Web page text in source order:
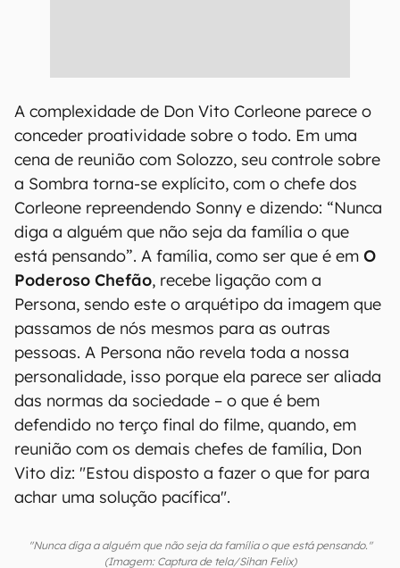
A complexidade de Don Vito Corleone parece o
conceder proatividade sobre o todo. Em uma
cena de reunião com Solozzo, seu controle sobre
a Sombra torna-se explícito, com o chefe dos
Corleone repreendendo Sonny e dizendo: “Nunca
diga a alguém que não seja da família o que
está pensando”. A família, como ser que é em O
Poderoso Chefão, recebe ligação com a
Persona, sendo este o arquétipo da imagem que
passamos de nós mesmos para as outras
pessoas. A Persona não revela toda a nossa
personalidade, isso porque ela parece ser aliada
das normas da sociedade – o que é bem
defendido no terço final do filme, quando, em
reunião com os demais chefes de família, Don
Vito diz: "Estou disposto a fazer o que for para
achar uma solução pacífica".
"Nunca diga a alguém que não seja da família o que está pensando."
(Imagem: Captura de tela/Sihan Felix)